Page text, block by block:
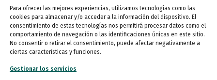
Para ofrecer las mejores experiencias, utilizamos tecnologías como las
cookies para almacenar y/o acceder a la información del dispositivo. El
consentimiento de estas tecnologías nos permitirá procesar datos como el
comportamiento de navegación o las identificaciones únicas en este sitio.
No consentir o retirar el consentimiento, puede afectar negativamente a
ciertas características y funciones.
Gestionar los servicios
Canal ético
Contacto
¡Colabora!